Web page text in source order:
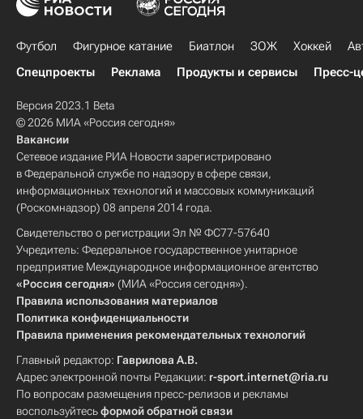
Футбол Фигурное катание Биатлон ЗОЖ Хоккей
Спецпроекты
Реклама Продукты и сервисы Пресс-
Версия 2023.1 Beta
© 2026 МИА «Россия сегодня»
Вакансии
Сетевое издание РИА Новости зарегистрировано
в Федеральной службе по надзору в сфере связи,
информационных технологий и массовых коммуникаций
(Роскомнадзор) 08 апреля 2014 года.
Свидетельство о регистрации Эл № ФС77-57640
Учредитель: Федеральное государственное унитарное
предприятие Международное информационное агентство
«Россия сегодня» (МИА «Россия сегодня»).
Правила использования материалов
Политика конфиденциальности
Правила применения рекомендательных технологий
Главный редактор: Гаврилова А.В.
Адрес электронной почты Редакции: r-sport.internet@ria.ru
По вопросам размещения пресс-релизов и рекламы
воспользуйтесьформой обратной связи